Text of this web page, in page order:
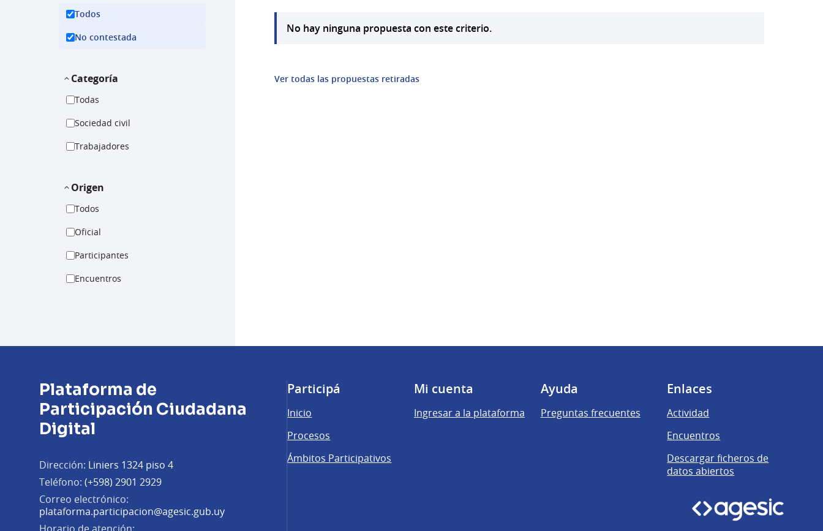
Todos
No contestada
Categoría
Todas
Sociedad civil
Trabajadores
Origen
Todos
Oficial
Participantes
Encuentros
No hay ninguna propuesta con este criterio.
Ver todas las propuestas retiradas
Plataforma de
Participación Ciudadana
Digital
Dirección: Liniers 1324 piso 4
Teléfono: (+598) 2901 2929
Correo electrónico:
plataforma.participacion@agesic.gub.uy(Abrir en una pestaña nueva)
Participá
Inicio
Procesos
Ámbitos Participativos
Mi cuenta
Ingresar a la plataforma
Ayuda
Preguntas frecuentes
Enlaces
Actividad
Encuentros
Descargar ficheros de
datos abiertos